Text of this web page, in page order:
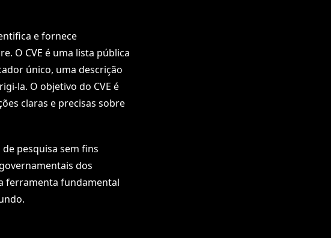
e fornece
O CVE é uma lista pública
único, uma descrição
la. O objetivo do CVE é
claras e precisas sobre
pesquisa sem fins
dos
ferramenta fundamental